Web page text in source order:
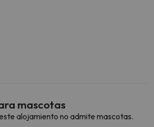
mascotas
alojamiento no admite mascotas.